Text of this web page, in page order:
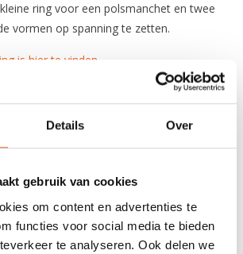
Details Over
gebruik van cookies
om content en advertenties te
functies voor social media te bieden
te analyseren. Ook delen we
ring voor een polsmanchet en twee
vormen op spanning te zetten.
is hier te vinden.
op basis van 0 beoordelingen
BEOORDELING TOEVOEGEN